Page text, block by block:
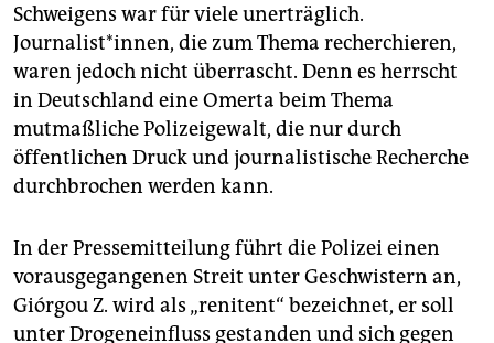
Schweigens war für viele unerträglich.
Journalist*innen, die zum Thema recherchieren,
waren jedoch nicht überrascht. Denn es herrscht
in Deutschland eine Omerta beim Thema
mutmaßliche Polizeigewalt, die nur durch
öffentlichen Druck und journalistische Recherche
durchbrochen werden kann.
In der Pressemitteilung führt die Polizei einen
vorausgegangenen Streit unter Geschwistern an,
Giórgou Z. wird als „renitent“ bezeichnet, er soll
unter Drogeneinfluss gestanden und sich gegen